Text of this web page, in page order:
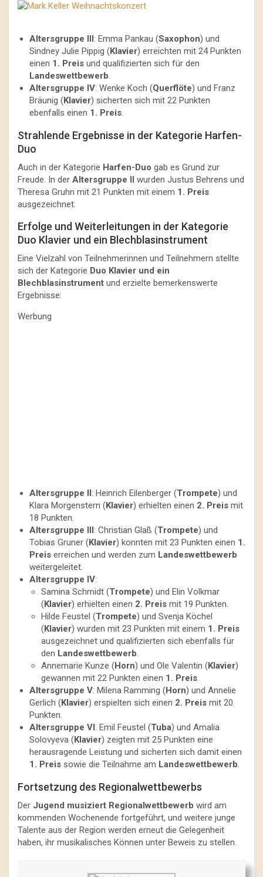
Altersgruppe III: Emma Pankau (Saxophon) und
Sindney Julie Pippig (Klavier) erreichten mit 24 Punkten
einen 1. Preis und qualifizierten sich für den
Landeswettbewerb.
Altersgruppe IV: Wenke Koch (Querflöte) und Franz
Bräunig (Klavier) sicherten sich mit 22 Punkten
ebenfalls einen 1. Preis.
Strahlende Ergebnisse in der Kategorie Harfen-
Duo
Auch in der Kategorie Harfen-Duo gab es Grund zur
Freude. In der Altersgruppe II wurden Justus Behrens und
Theresa Gruhn mit 21 Punkten mit einem 1. Preis
ausgezeichnet.
Erfolge und Weiterleitungen in der Kategorie
Duo Klavier und ein Blechblasinstrument
Eine Vielzahl von Teilnehmerinnen und Teilnehmern stellte
sich der Kategorie Duo Klavier und ein
Blechblasinstrument und erzielte bemerkenswerte
Ergebnisse:
Werbung
Altersgruppe II: Heinrich Eilenberger (Trompete) und
Klara Morgenstern (Klavier) erhielten einen 2. Preis mit
18 Punkten.
Altersgruppe III: Christian Glaß (Trompete) und
Tobias Gruner (Klavier) konnten mit 23 Punkten einen 1.
Preis erreichen und werden zum Landeswettbewerb
weitergeleitet.
Altersgruppe IV:
Samina Schmidt (Trompete) und Elin Volkmar
(Klavier) erhielten einen 2. Preis mit 19 Punkten.
Hilde Feustel (Trompete) und Svenja Köchel
(Klavier) wurden mit 23 Punkten mit einem 1. Preis
ausgezeichnet und qualifizierten sich ebenfalls für
den Landeswettbewerb.
Annemarie Kunze (Horn) und Ole Valentin (Klavier)
gewannen mit 22 Punkten einen 1. Preis.
Altersgruppe V: Milena Ramming (Horn) und Annelie
Gerlich (Klavier) erspielten sich einen 2. Preis mit 20
Punkten.
Altersgruppe VI: Emil Feustel (Tuba) und Amalia
Solovyeva (Klavier) zeigten mit 25 Punkten eine
herausragende Leistung und sicherten sich damit einen
1. Preis sowie die Teilnahme am Landeswettbewerb.
Fortsetzung des Regionalwettbewerbs
Der Jugend musiziert Regionalwettbewerb wird am
kommenden Wochenende fortgeführt, und weitere junge
Talente aus der Region werden erneut die Gelegenheit
haben, ihr musikalisches Können unter Beweis zu stellen.